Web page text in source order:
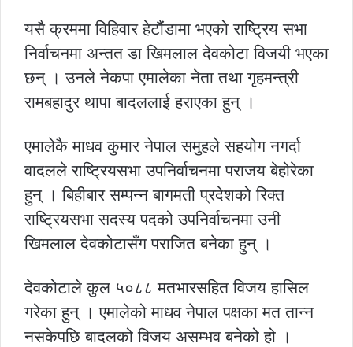
यसै क्रममा विहिवार हेटौंडामा भएको राष्ट्रिय सभा
निर्वाचनमा अन्तत डा खिमलाल देवकोटा विजयी भएका
छन् । उनले नेकपा एमालेका नेता तथा गृहमन्त्री
रामबहादुर थापा बादललाई हराएका हुन् ।
एमालेकै माधव कुमार नेपाल समुहले सहयोग नगर्दा
वादलले राष्ट्रियसभा उपनिर्वाचनमा पराजय बेहोरेका
हुन् । बिहीबार सम्पन्न बागमती प्रदेशको रिक्त
राष्ट्रियसभा सदस्य पदको उपनिर्वाचनमा उनी
खिमलाल देवकोटासँग पराजित बनेका हुन् ।
देवकोटाले कुल ५०८८ मतभारसहित विजय हासिल
गरेका हुन् । एमालेको माधव नेपाल पक्षका मत तान्न
नसकेपछि बादलको विजय असम्भव बनेको हो ।